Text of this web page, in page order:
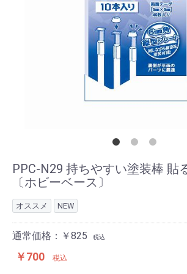
PPC-N29 持ちやすい塗装棒 貼
〔ホビーベース〕
オススメ NEW
通常価格：￥825 税込
￥700 税込